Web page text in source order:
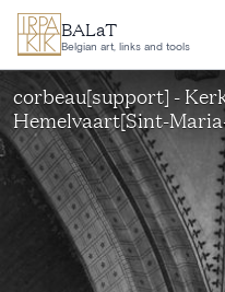
Aller au contenu principal
BALaT
Belgian art, links and tools
corbeau[support] -
Hemelvaart[Sint-